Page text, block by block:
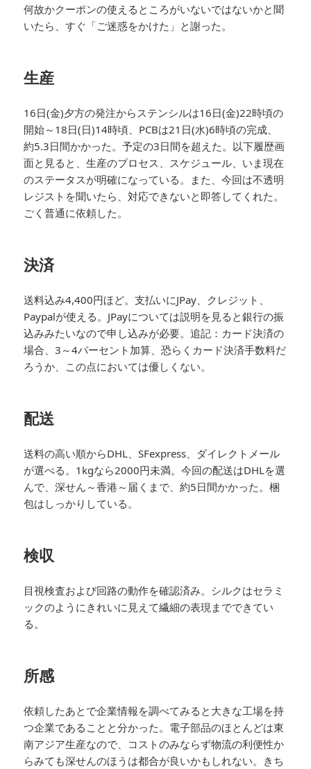
何故かクーポンの使えるところがいないではないかと聞
いたら、すぐ「ご迷惑をかけた」と謝った。
生産
16日(金)夕方の発注からステンシルは16日(金)22時頃の
開始～18日(日)14時頃、PCBは21日(水)6時頃の完成、
約5.3日間かかった。予定の3日間を超えた。以下履歴画
面と見ると、生産のプロセス、スケジュール、いま現在
のステータスが明確になっている。また、今回は不透明
レジストを聞いたら、対応できないと即答してくれた。
ごく普通に依頼した。
決済
送料込み4,400円ほど。支払いにJPay、クレジット、
Paypalが使える。JPayについては説明を見ると銀行の振
込みみたいなので申し込みが必要。追記：カード決済の
場合、3～4パーセント加算、恐らくカード決済手数料だ
ろうか、この点においては優しくない。
配送
送料の高い順からDHL、SFexpress、ダイレクトメール
が選べる。1kgなら2000円未満。今回の配送はDHLを選
んで、深せん～香港～届くまで、約5日間かかった。梱
包はしっかりしている。
検収
目視検査および回路の動作を確認済み。シルクはセラミ
ックのようにきれいに見えて繊細の表現までできてい
る。
所感
依頼したあとで企業情報を調べてみると大きな工場を持
つ企業であることと分かった。電子部品のほとんどは東
南アジア生産なので、コストのみならず物流の利便性か
らみても深せんのほうは都合が良いかもしれない。きち